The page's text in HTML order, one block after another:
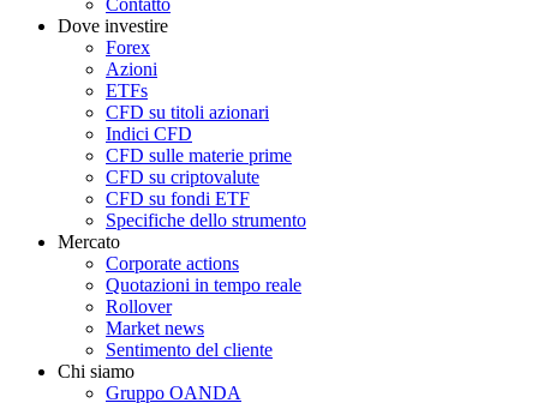
Dove investire
Forex
Azioni
ETFs
CFD su titoli azionari
Indici CFD
CFD sulle materie prime
CFD su criptovalute
CFD su fondi ETF
Specifiche dello strumento
Mercato
Corporate actions
Quotazioni in tempo reale
Rollover
Market news
Sentimento del cliente
Chi siamo
Gruppo OANDA